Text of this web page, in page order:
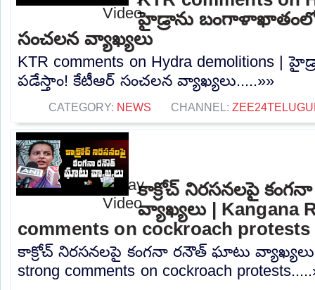
హైడ్రాను బంగాళాఖాతంలో
సంచలన వ్యాఖ్యలు
KTR comments on Hydra demolitions
పడేస్తాం! కేటీఆర్ సంచలన వ్యాఖ్యలు.....»»
CATEGORY: NEWS CHANNEL:
కాక్రోచ్ నిరసనలపై
వ్యాఖ్యలు | Kangana
comments on cockroach protests
కాక్రోచ్ నిరసనలపై కంగనా రనౌత్ ఘాటు వ్యాఖ్యలు |
strong comments on cockroach